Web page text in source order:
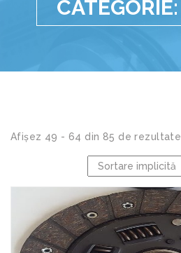
CATEGORIE:
Afișez 49 - 64 din 85 de rezultate